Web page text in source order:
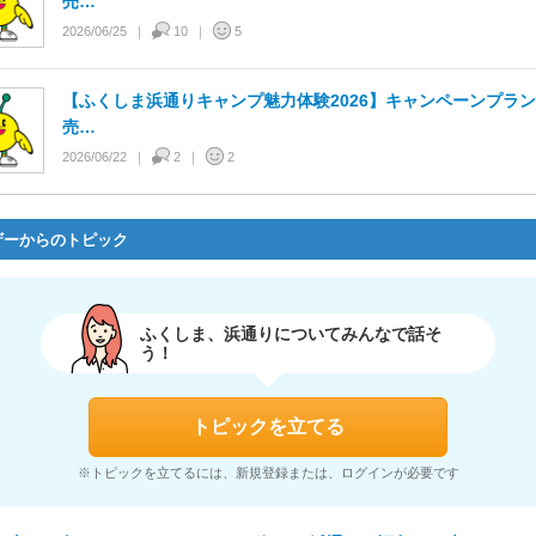
2026/06/25 10 5
【ふくしま浜通りキャンプ魅力体験2026】キャンペーンプラ
売…
2026/06/22 2 2
からのトピック
ふくしま、浜通りについてみんなで話そ
う！
トピックを立てる
※トピックを立てるには、新規登録または、ログインが必要です